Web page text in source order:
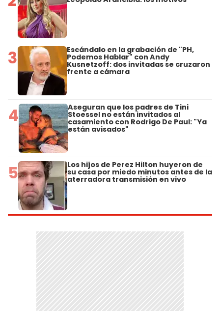
3 Escándalo en la grabación de "PH,
Podemos Hablar" con Andy
Kusnetzoff: dos invitadas se cruzaron
frente a cámara
4 Aseguran que los padres de Tini
Stoessel no están invitados al
casamiento con Rodrigo De Paul: "Ya
están avisados"
5 Los hijos de Perez Hilton huyeron de
su casa por miedo minutos antes de la
aterradora transmisión en vivo